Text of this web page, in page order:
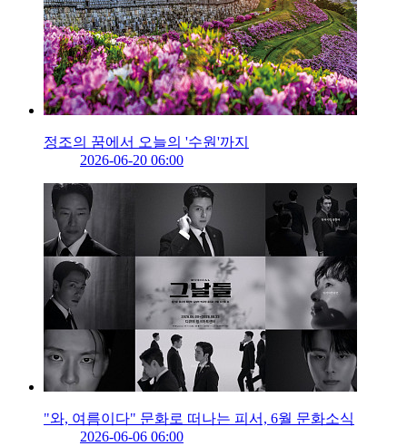
정조의 꿈에서 오늘의 '수원'까지
2026-06-20 06:00
"와, 여름이다" 문화로 떠나는 피서, 6월 문화소식
2026-06-06 06:00